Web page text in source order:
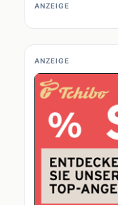
ANZEIGE
ANZEIGE